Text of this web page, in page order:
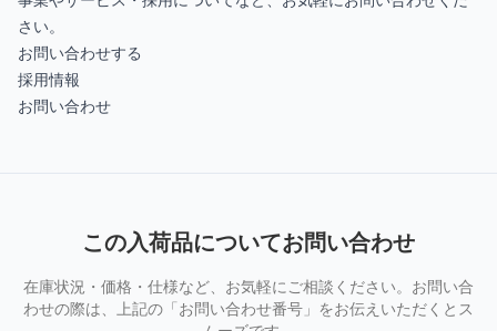
さい。
お問い合わせする
採用情報
お問い合わせ
この入荷品についてお問い合わせ
在庫状況・価格・仕様など、お気軽にご相談ください。お問い合
わせの際は、上記の「お問い合わせ番号」をお伝えいただくとス